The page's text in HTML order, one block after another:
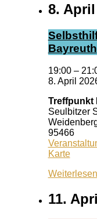
8. April
Bay­reuth
19:00 –
8. April
Treffpunkt
Seulbitzer
95466
Karte
Weiterlesen
11.